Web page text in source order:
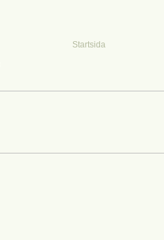
Startsida